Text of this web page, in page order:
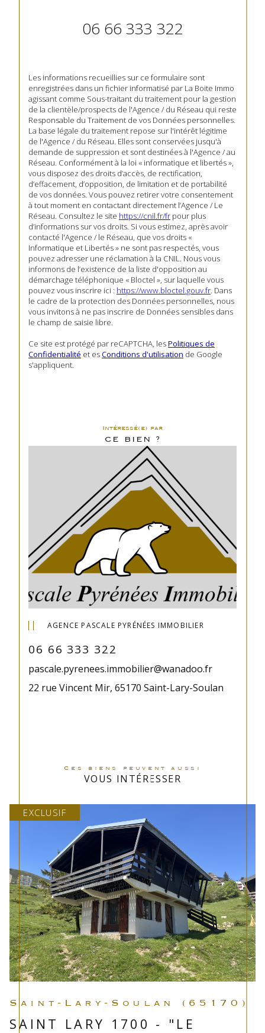
06 66 333 322
Les informations recueillies sur ce formulaire sont
enregistrées dans un fichier informatisé par La Boite Immo
agissant comme Sous-traitant du traitement pour la gestion
de la clientèle/prospects de l'Agence / du Réseau qui reste
Responsable du Traitement de vos Données personnelles.
La base légale du traitement repose sur l'intérêt légitime
de l'Agence / du Réseau. Elles sont conservées jusqu'à
demande de suppression et sont destinées à l'Agence / au
Réseau. Conformément à la loi « informatique et libertés »,
vous disposez des droits d’accès, de rectification,
d’effacement, d’opposition, de limitation et de portabilité
de vos données. Vous pouvez retirer votre consentement
à tout moment en contactant directement l’Agence / Le
Réseau. Consultez le site https://cnil.fr/fr pour plus
d’informations sur vos droits. Si vous estimez, après avoir
contacté l'Agence / le Réseau, que vos droits «
Informatique et Libertés » ne sont pas respectés, vous
pouvez adresser une réclamation à la CNIL. Nous vous
informons de l’existence de la liste d'opposition au
démarchage téléphonique « Bloctel », sur laquelle vous
pouvez vous inscrire ici : https://www.bloctel.gouv.fr . Dans
le cadre de la protection des Données personnelles, nous
vous invitons à ne pas inscrire de Données sensibles dans
le champ de saisie libre.
Ce site est protégé par reCAPTCHA, lesPolitiques de
Confidentialité et esConditions d'utilisation de Google
s'appliquent.
Intéressé(e) par
CE BIEN ?
AGENCE PASCALE PYRÉNÉES IMMOBILIER
06 66 333 322
pascale.pyrenees.immobilier@wanadoo.fr
22 rue Vincent Mir, 65170 Saint-Lary-Soulan
Ces biens peuvent aussi
VOUS INTÉRESSER
EXCLUSIF
Saint-Lary-Soulan (65170)
SAINT LARY 1700 - "LE